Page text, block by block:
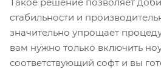
стабильности и
значительно упрощает
вам нужно только включить
соответствующий софт и вы